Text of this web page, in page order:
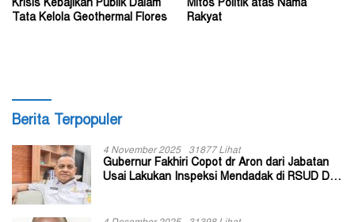
Krisis Kebajikan Publik Dalam
Tata Kelola Geothermal Flores
Mitos Politik atas Nama
Rakyat
Berita Terpopuler
4 November 2025 31877 Lihat
Gubernur Fakhiri Copot dr Aron dari Jabatan
Usai Lakukan Inspeksi Mendadak di RSUD Dok